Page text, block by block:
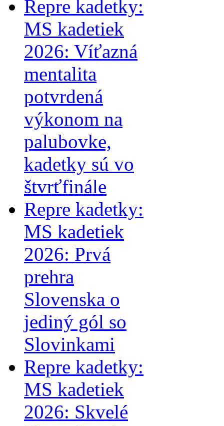
Repre kadetky:
MS kadetiek
2026: Víťazná
mentalita
potvrdená
výkonom na
palubovke,
kadetky sú vo
štvrťfinále
Repre kadetky:
MS kadetiek
2026: Prvá
prehra
Slovenska o
jediný gól so
Slovinkami
Repre kadetky:
MS kadetiek
2026: Skvelé